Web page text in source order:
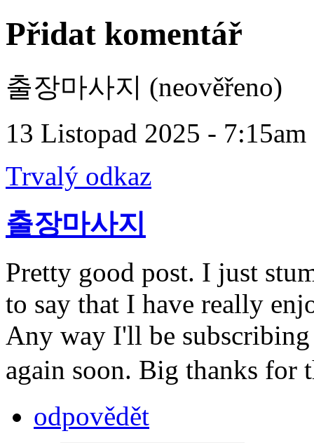
Přidat komentář
출장마사지 (neověřeno)
13 Listopad 2025 - 7:15am
Trvalý odkaz
출장마사지
Pretty good post. I just
to say that I have really
Any way I'll be
again soon. Big thanks for
odpovědět